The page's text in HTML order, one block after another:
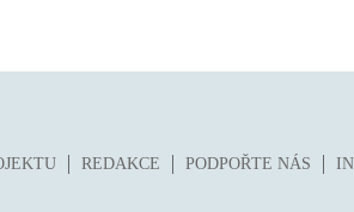
REDAKCE PODPOŘTE NÁS